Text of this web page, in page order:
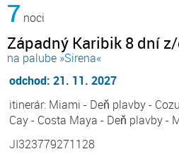
7 noci
Západný Karibik 8 dní
na palube »Sirena«
odchod: 21. 11. 2027
itinerár: Miami - Deň plavby -
Cay - Costa Maya - Deň plavby -
JI323779271128